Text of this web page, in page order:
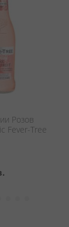
Розов
Fever-Tree